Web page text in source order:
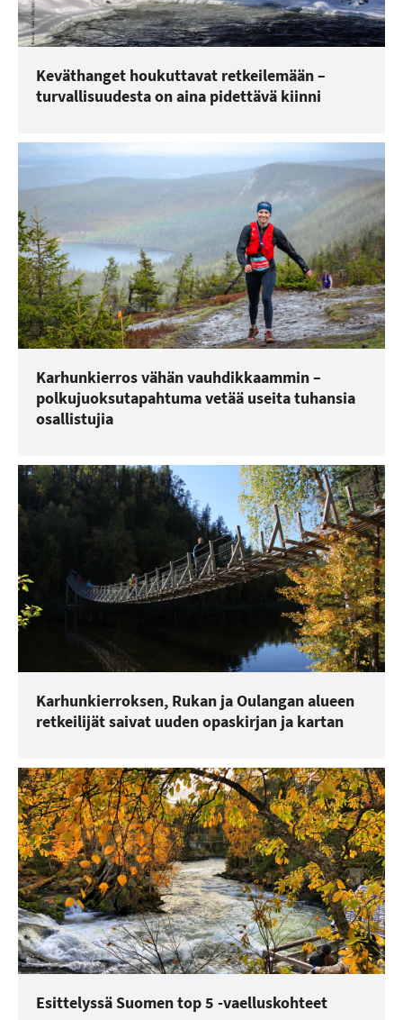
Keväthanget houkuttavat retkeilemään –
turvallisuudesta on aina pidettävä kiinni
Karhunkierros vähän vauhdikkaammin –
polkujuoksutapahtuma vetää useita tuhansia
osallistujia
Karhunkierroksen, Rukan ja Oulangan alueen
retkeilijät saivat uuden opaskirjan ja kartan
Esittelyssä Suomen top 5 -vaelluskohteet